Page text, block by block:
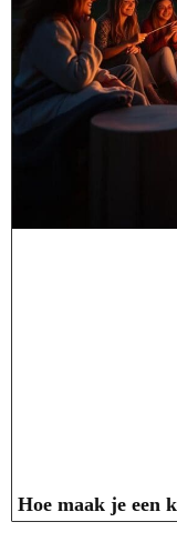
Hoe maak je een